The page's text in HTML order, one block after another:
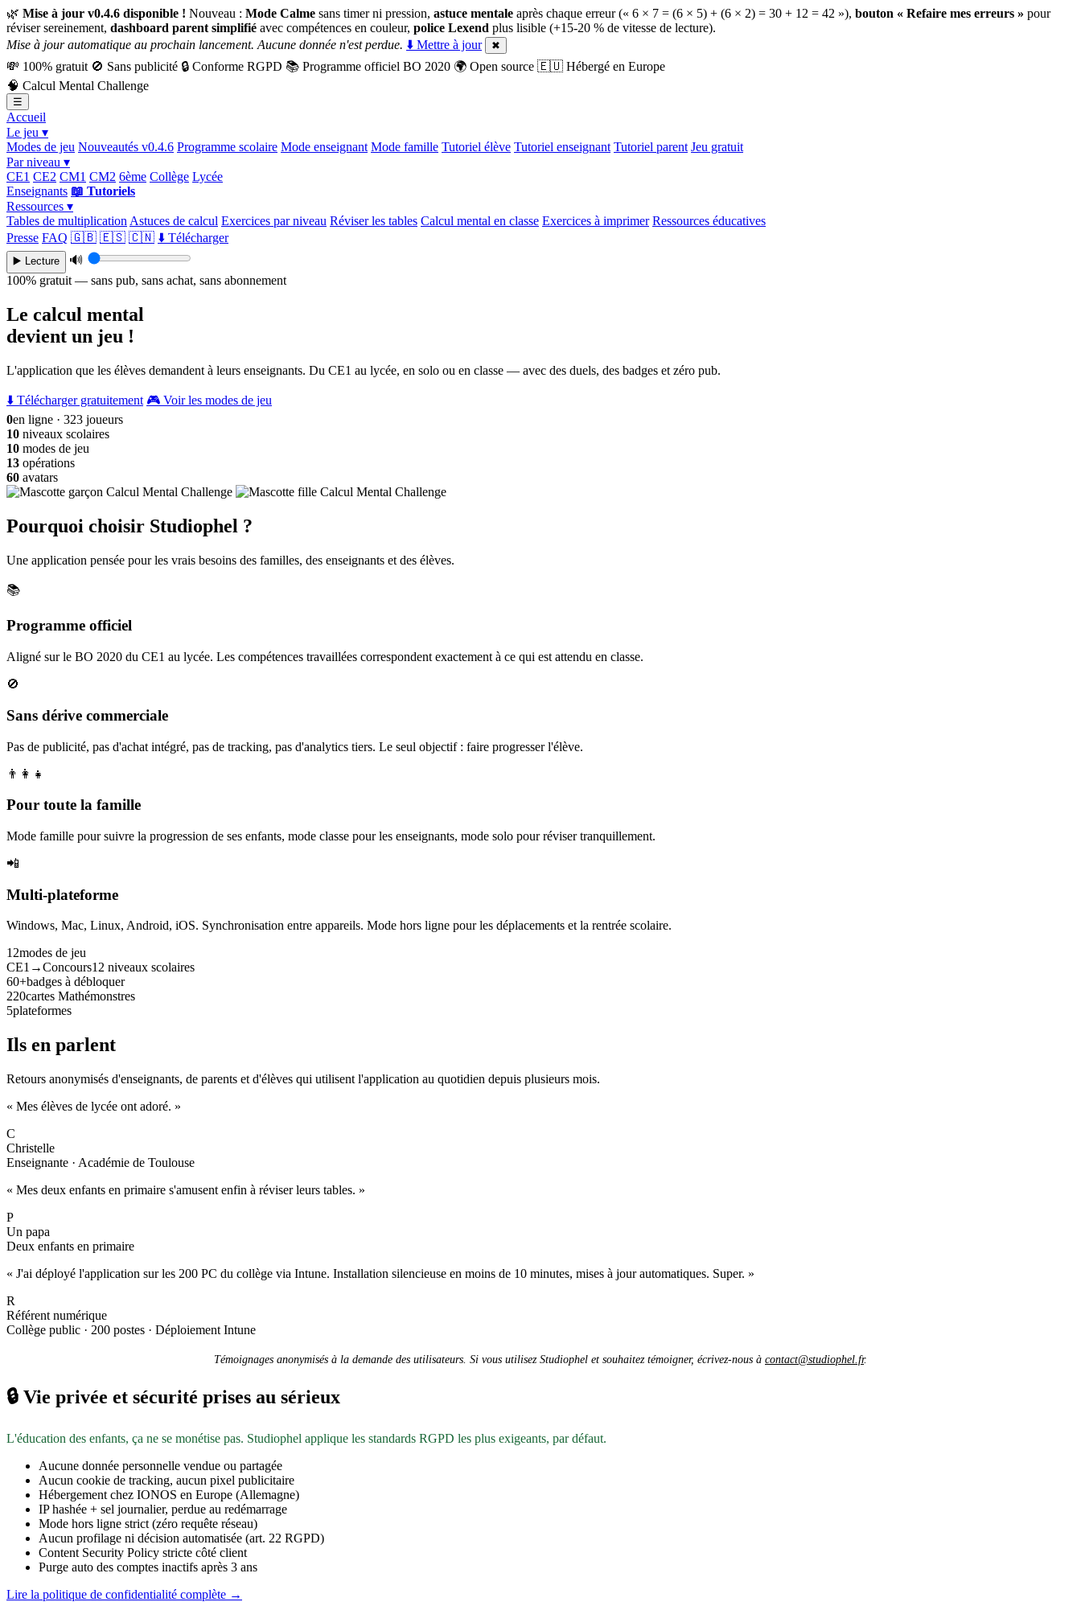
🌿 Mise à jour v0.4.6 disponible ! Nouveau : Mode Calme sans timer ni pression, astuce mentale après chaque erreur (« 6 × 7 = (6 × 5) + (6 × 2) = 30 + 12 = 42 »), bouton « Refaire mes erreurs » pour
réviser sereinement, dashboard parent simplifié avec compétences en couleur, police Lexend plus lisible (+15-20 % de vitesse de lecture).
Mise à jour automatique au prochain lancement. Aucune donnée n'est perdue. ⬇️ Mettre à jour ✖
💸 100% gratuit 🚫 Sans publicité 🔒 Conforme RGPD 📚 Programme officiel BO 2020 🌍 Open source 🇪🇺 Hébergé en Europe
🧠 Calcul Mental Challenge
☰
Accueil
Le jeu ▾
Modes de jeu Nouveautés v0.4.6 Programme scolaire Mode enseignant Mode famille Tutoriel élève Tutoriel enseignant Tutoriel parent Jeu gratuit
Par niveau ▾
CE1 CE2 CM1 CM2 6ème Collège Lycée
Enseignants 📖 Tutoriels
Ressources ▾
Tables de multiplication Astuces de calcul Exercices par niveau Réviser les tables Calcul mental en classe Exercices à imprimer Ressources éducatives
Presse FAQ 🇬🇧 🇪🇸 🇨🇳 ⬇️ Télécharger
▶️ Lecture
🔊
100% gratuit — sans pub, sans achat, sans abonnement
Le calcul mental
devient un jeu !
L'application que les élèves demandent à leurs enseignants. Du CE1 au lycée, en solo ou en classe — avec des duels, des badges et zéro pub.
⬇️ Télécharger gratuitement 🎮 Voir les modes de jeu
0en ligne · 323 joueurs
10 niveaux scolaires
10 modes de jeu
13 opérations
60 avatars
Pourquoi choisir Studiophel ?
Une application pensée pour les vrais besoins des familles, des enseignants et des élèves.
📚
Programme officiel
Aligné sur le BO 2020 du CE1 au lycée. Les compétences travaillées correspondent exactement à ce qui est attendu en classe.
🚫
Sans dérive commerciale
Pas de publicité, pas d'achat intégré, pas de tracking, pas d'analytics tiers. Le seul objectif : faire progresser l'élève.
👨‍👩‍👧
Pour toute la famille
Mode famille pour suivre la progression de ses enfants, mode classe pour les enseignants, mode solo pour réviser tranquillement.
📲
Multi-plateforme
Windows, Mac, Linux, Android, iOS. Synchronisation entre appareils. Mode hors ligne pour les déplacements et la rentrée scolaire.
12modes de jeu
CE1→Concours12 niveaux scolaires
60+badges à débloquer
220cartes Mathémonstres
5plateformes
Ils en parlent
Retours anonymisés d'enseignants, de parents et d'élèves qui utilisent l'application au quotidien depuis plusieurs mois.
« Mes élèves de lycée ont adoré. »
C
Christelle
Enseignante · Académie de Toulouse
« Mes deux enfants en primaire s'amusent enfin à réviser leurs tables. »
P
Un papa
Deux enfants en primaire
« J'ai déployé l'application sur les 200 PC du collège via Intune. Installation silencieuse en moins de 10 minutes, mises à jour automatiques. Super. »
R
Référent numérique
Collège public · 200 postes · Déploiement Intune
Témoignages anonymisés à la demande des utilisateurs. Si vous utilisez Studiophel et souhaitez témoigner, écrivez-nous à contact@studiophel.fr.
🔒 Vie privée et sécurité prises au sérieux
L'éducation des enfants, ça ne se monétise pas. Studiophel applique les standards RGPD les plus exigeants, par défaut.
Aucune donnée personnelle vendue ou partagée
Aucun cookie de tracking, aucun pixel publicitaire
Hébergement chez IONOS en Europe (Allemagne)
IP hashée + sel journalier, perdue au redémarrage
Mode hors ligne strict (zéro requête réseau)
Aucun profilage ni décision automatisée (art. 22 RGPD)
Content Security Policy stricte côté client
Purge auto des comptes inactifs après 3 ans
Lire la politique de confidentialité complète →